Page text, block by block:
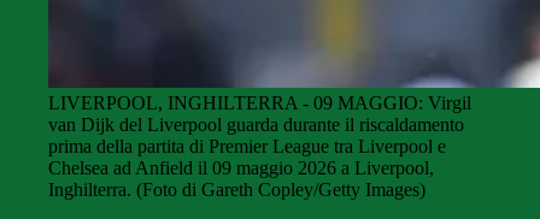
LIVERPOOL, INGHILTERRA - 09 MAGGIO: Virgil
van Dijk del Liverpool guarda durante il riscaldamento
prima della partita di Premier League tra Liverpool e
Chelsea ad Anfield il 09 maggio 2026 a Liverpool,
Inghilterra. (Foto di Gareth Copley/Getty Images)